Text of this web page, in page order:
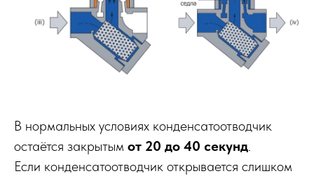
В нормальных условиях конденсатоотводчик
остаётся закрытым от 20 до 40 секунд.
Если конденсатоотводчик открывается слишком